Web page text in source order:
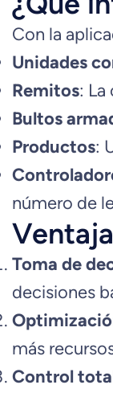
Con la
Unidades
Remitos:
Bultos
Productos:
número de
Toma de
decisiones
más
Control